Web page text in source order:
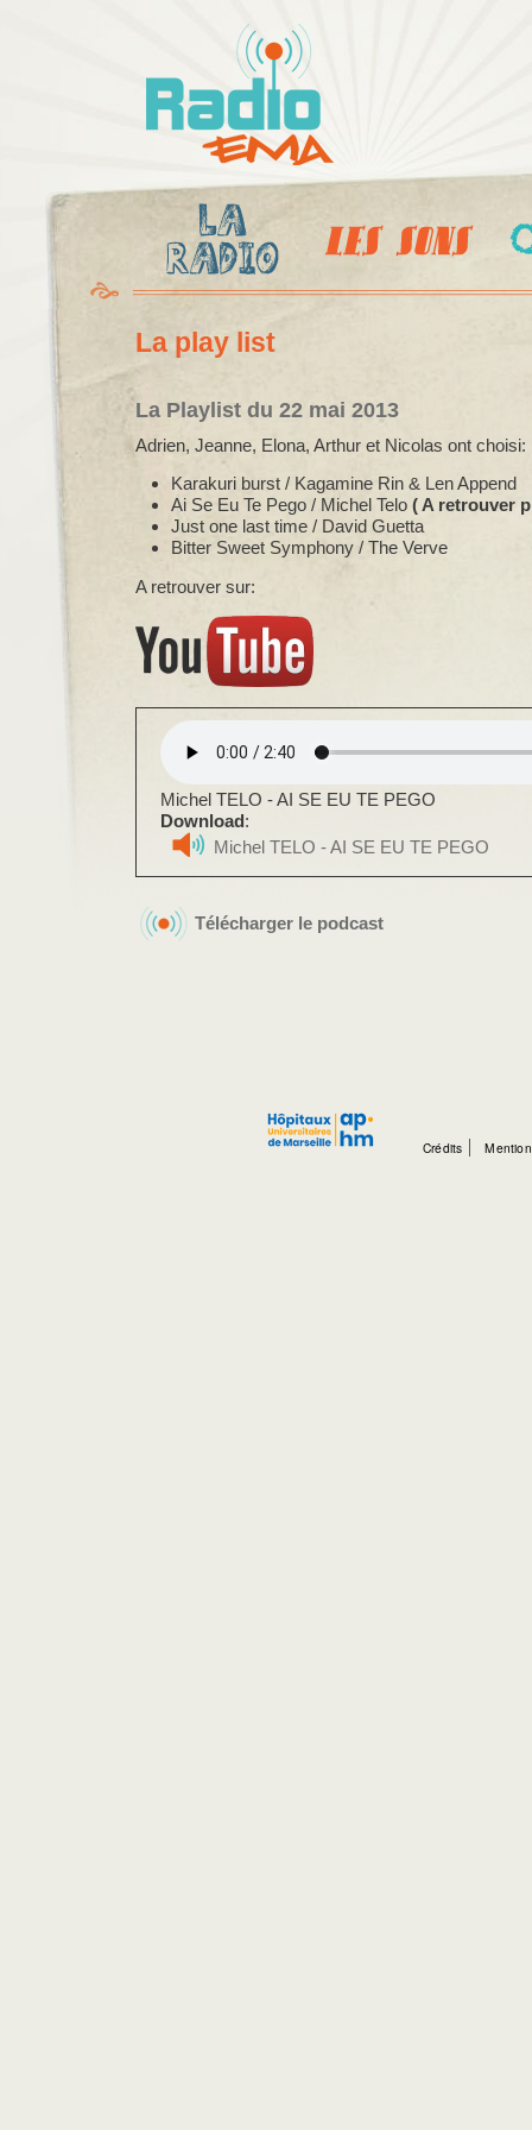
La play list
La Playlist du 22 mai 2013
Adrien, Jeanne, Elona, Arthur et Nicolas ont choisi:
Karakuri burst / Kagamine Rin & Len Append
Ai Se Eu Te Pego / Michel Telo ( A retrouver
Just one last time / David Guetta
Bitter Sweet Symphony / The Verve
A retrouver sur:
Michel TELO - AI SE EU TE PEGO
Download:
Michel TELO - AI SE EU TE PEGO
Télécharger le podcast
Crédits